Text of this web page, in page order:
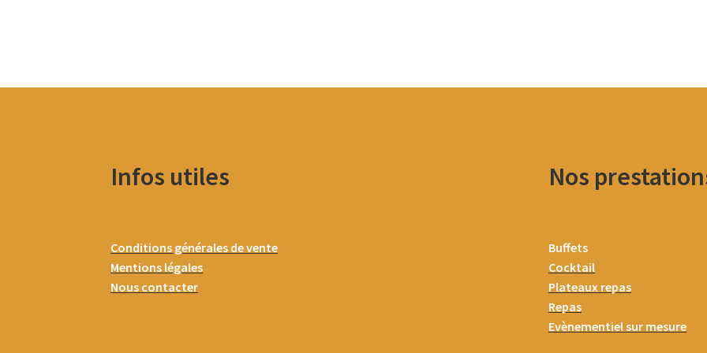
Infos utiles
Conditions générales de vente
Mentions légales
Nous contacter
Nos
Buffets
Cocktail
Plateaux repas
Repas
Evènementiel sur mesure